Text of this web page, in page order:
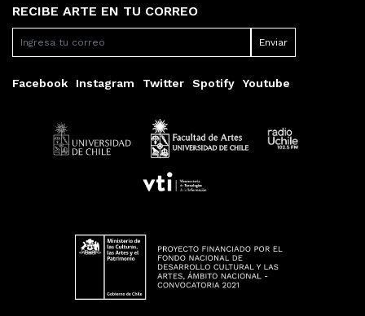
RECIBE ARTE EN TU CORREO
Facebook Instagram Twitter Spotify Youtube